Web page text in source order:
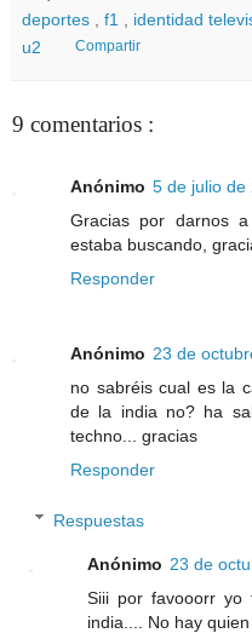
deportes
f1 identidad
u2
Compartir
9 comentarios :
Anónimo 5 de julio de
Gracias por darnos
estaba buscando,
Responder
Anónimo 23 de
no sabréis cual es la
de la india no? ha
techno... gracias
Responder
Respuestas
Anónimo 23 de
Siii por favooorr yo
india.... No hay quien